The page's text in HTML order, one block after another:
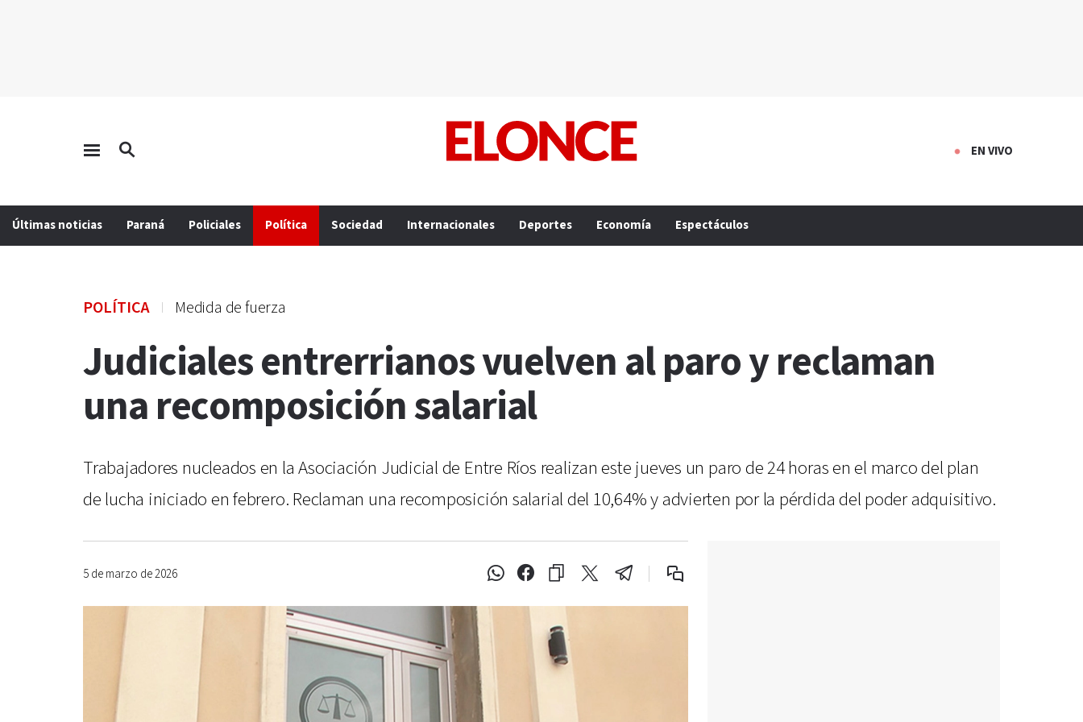
EN VIVO
Últimas noticias Paraná Policiales Política Sociedad Internacionales Deportes Economía Espectáculos
POLÍTICA Medida de fuerza
Judiciales entrerrianos vuelven al paro y reclaman
una recomposición salarial
Trabajadores nucleados en la Asociación Judicial de Entre Ríos realizan este jueves un paro de 24 horas en el marco del plan
de lucha iniciado en febrero. Reclaman una recomposición salarial del 10,64% y advierten por la pérdida del poder adquisitivo.
5 de marzo de 2026